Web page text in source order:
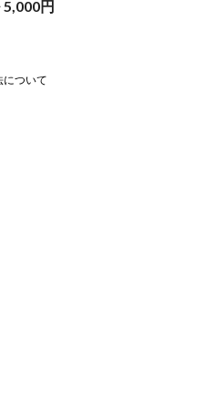
5,000円
について